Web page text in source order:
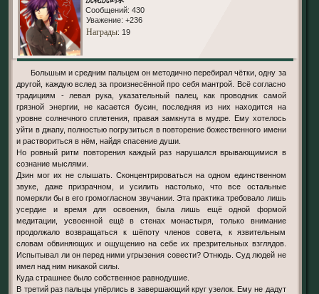
Сообщений: 430
Уважение: +236
Награды: 19
Большым и средним пальцем он методично перебирал чётки, одну за
другой, каждую вслед за произнесённой про себя мантрой. Всё согласно
традициям - левая рука, указательный палец, как проводник самой
грязной энергии, не касается бусин, последняя из них находится на
уровне солнечного сплетения, правая замкнута в мудре. Ему хотелось
уйти в джапу, полностью погрузиться в повторение божественного имени
и раствориться в нём, найдя спасение души.
Но ровный ритм повторения каждый раз нарушался врывающимися в
сознание мыслями.
Дзин мог их не слышать. Сконцентрироваться на одном единственном
звуке, даже призрачном, и усилить настолько, что все остальные
померкли бы в его громогласном звучании. Эта практика требовало лишь
усердие и время для освоения, была лишь ещё одной формой
медитации, усвоенной ещё в стенах монастыря, только внимание
продолжало возвращаться к шёпоту членов совета, к язвительным
словам обвиняющих и ощущению на себе их презрительных взглядов.
Испытывал ли он перед ними угрызения совести? Отнюдь. Суд людей не
имел над ним никакой силы.
Куда страшнее былo собственное равнодушие.
В третий раз пальцы упёрлись в завершающий круг узелок. Ему не дадут